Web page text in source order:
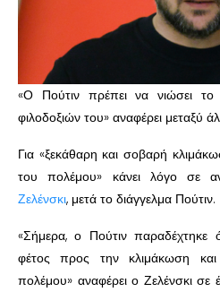
«Ο Πούτιν πρέπει να νιώσει το
φιλοδοξιών του» αναφέρει μεταξύ
Για «ξεκάθαρη και σοβαρή
του πολέμου» κάνει λόγο σε
Ζελένσκι, μετά το διάγγελμα Πούτιν.
«Σήμερα, ο Πούτιν παραδέχτηκε
φέτος προς την κλιμάκωση
πολέμου» αναφέρει ο Ζελένσκι